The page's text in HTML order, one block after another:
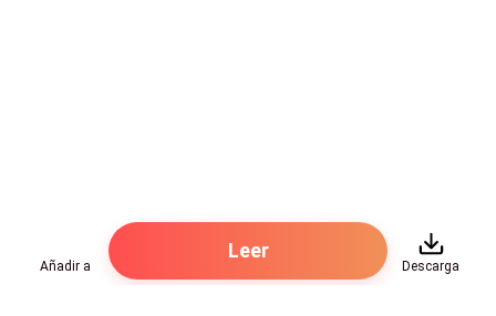
aburrirse de verlo comer.
Se puso de pie, lista para lavar los platos tan pronto
Añadir a
Leer
Descarga